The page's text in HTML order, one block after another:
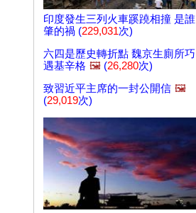
印度發生三列火車蹊蹺相撞 是誰
肇的禍 (229,031次)
六四是歷史轉折點 魏京生廁所巧
遇基辛格 🖼️ (26,280次)
致習近平主席的一封公開信 🖼️
(29,019次)